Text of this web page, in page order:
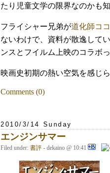
たり児童文学の限界なのかも知
フライシャー兄弟が道化師コ
ないわけで、資料が散逸して
ンスとフイルム上映のコラボ
映画史初期の熱い空気を感じ
Comments (0)
2010/3/14 Sunday
エンジンサマー
Filed under: 書評 - dekaino @ 10:41